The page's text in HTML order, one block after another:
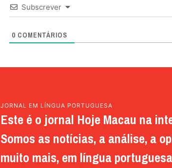
Subscrever
0 COMENTÁRIOS
JORNAL EM LÍNGUA PORTUGUESA
Este é o jornal Hoje Macau na
Somos as notícias, a análise, a
muito mais, em língua